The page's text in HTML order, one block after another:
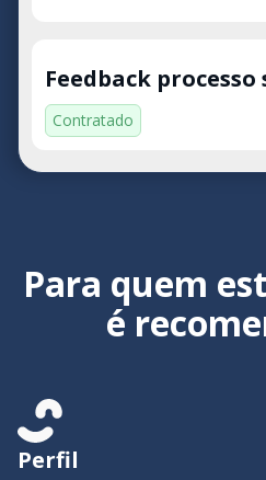
Feedback
Contratado
Para quem
é
Perfil